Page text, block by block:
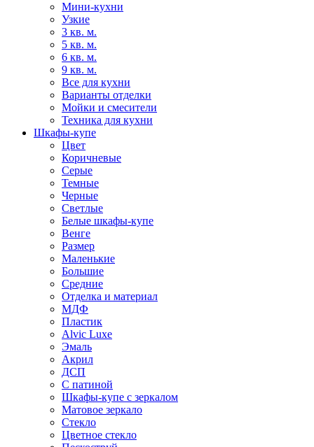
Мини-кухни
Узкие
3 кв. м.
5 кв. м.
6 кв. м.
9 кв. м.
Все для кухни
Варианты отделки
Мойки и смесители
Техника для кухни
Шкафы-купе
Цвет
Коричневые
Серые
Темные
Черные
Светлые
Белые шкафы-купе
Венге
Размер
Маленькие
Большие
Средние
Отделка и материал
МДФ
Пластик
Alvic Luxe
Эмаль
Акрил
ДСП
С патиной
Шкафы-купе с зеркалом
Матовое зеркало
Стекло
Цветное стекло